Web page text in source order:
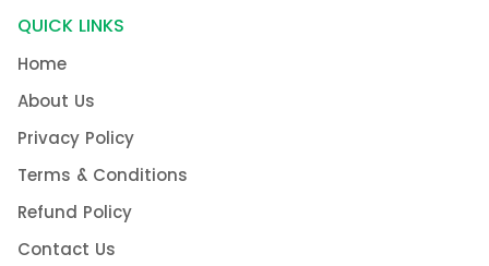
QUICK LINKS
Home
About Us
Privacy Policy
Terms & Conditions
Refund Policy
Contact Us